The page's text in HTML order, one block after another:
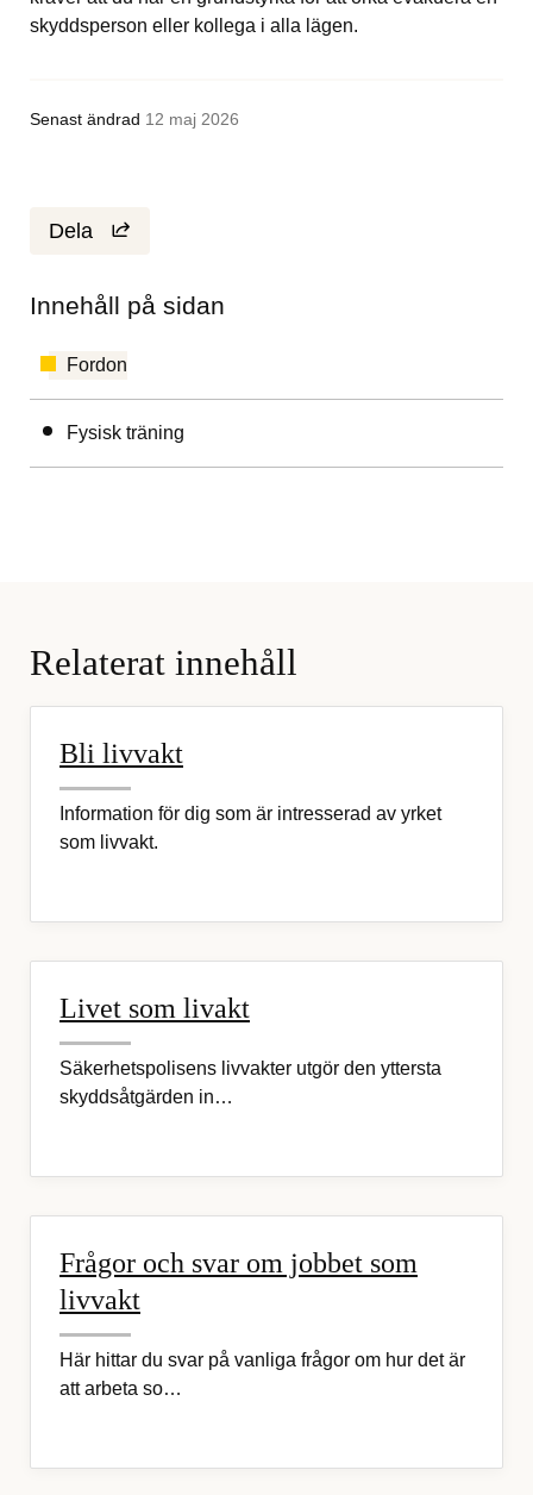
skyddsperson eller kollega i alla lägen.
Senast ändrad 12 maj 2026
Dela
Innehåll på sidan
Fordon
Fysisk träning
Relaterat innehåll
Bli livvakt
Information för dig som är intresserad av yrket
som livvakt.
Livet som livakt
Säkerhetspolisens livvakter utgör den yttersta
skyddsåtgärden in…
Frågor och svar om jobbet som
livvakt
Här hittar du svar på vanliga frågor om hur det är
att arbeta so…